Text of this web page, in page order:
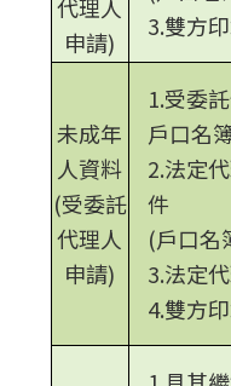
代理人
申請)
3.雙方
未成年
人資料
(受委託
代理人
申請)
1.受委
戶口名
2.法定
件
(戶口名
3.法定
4.雙方